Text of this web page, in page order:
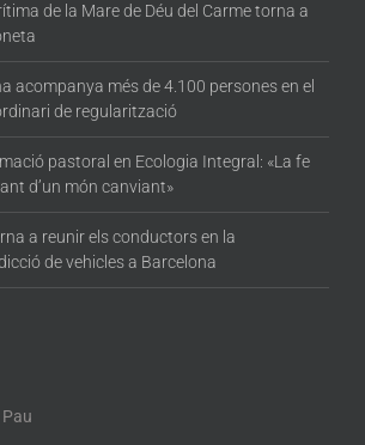
de la Mare de Déu del Carme torna a
acompanya més de 4.100 persones en el
de regularització
pastoral en Ecologia Integral: «La fe
d’un món canviant»
a reunir els conductors en la
de vehicles a Barcelona